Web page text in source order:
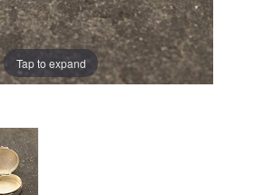
Tap to expand